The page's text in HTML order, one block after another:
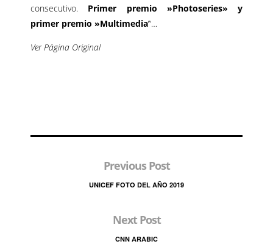
consecutivo. Primer premio »Photoseries» y
primer premio »Multimedia’‘…
Ver Página Original
Previous Post
UNICEF FOTO DEL AÑO 2019
Next Post
CNN ARABIC